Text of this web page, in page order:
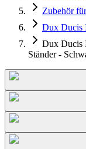
Zubehör
Dux Ducis
Dux Ducis
Ständer -